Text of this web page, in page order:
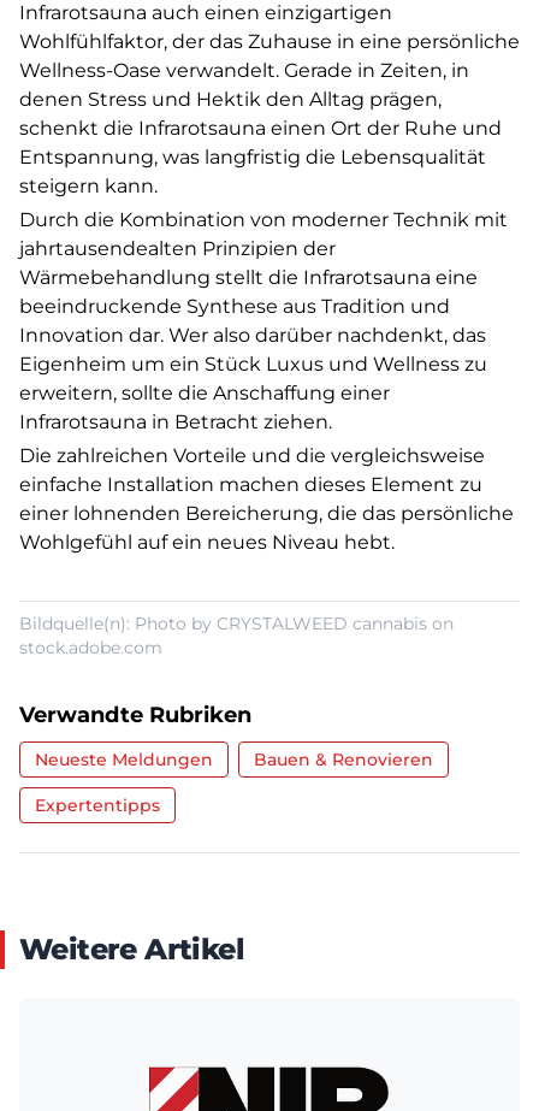
Infrarotsauna auch einen einzigartigen
Wohlfühlfaktor, der das Zuhause in eine persönliche
Wellness-Oase verwandelt. Gerade in Zeiten, in
denen Stress und Hektik den Alltag prägen,
schenkt die Infrarotsauna einen Ort der Ruhe und
Entspannung, was langfristig die Lebensqualität
steigern kann.
Durch die Kombination von moderner Technik mit
jahrtausendealten Prinzipien der
Wärmebehandlung stellt die Infrarotsauna eine
beeindruckende Synthese aus Tradition und
Innovation dar. Wer also darüber nachdenkt, das
Eigenheim um ein Stück Luxus und Wellness zu
erweitern, sollte die Anschaffung einer
Infrarotsauna in Betracht ziehen.
Die zahlreichen Vorteile und die vergleichsweise
einfache Installation machen dieses Element zu
einer lohnenden Bereicherung, die das persönliche
Wohlgefühl auf ein neues Niveau hebt.
Bildquelle(n): Photo by CRYSTALWEED cannabis on
stock.adobe.com
Verwandte Rubriken
Neueste Meldungen Bauen & Renovieren
Expertentipps
Weitere Artikel